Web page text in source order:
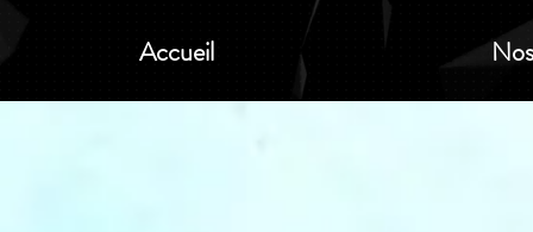
Accueil